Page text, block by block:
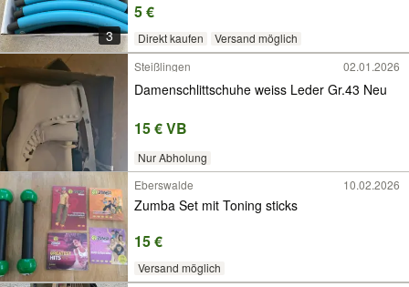
3
5 €
Direkt kaufen
Versand möglich
Steißlingen
02.01.2026
Damenschlittschuhe weiss Leder Gr.43 Neu
15 € VB
Nur Abholung
Eberswalde
10.02.2026
Zumba Set mit Toning sticks
15 €
Versand möglich